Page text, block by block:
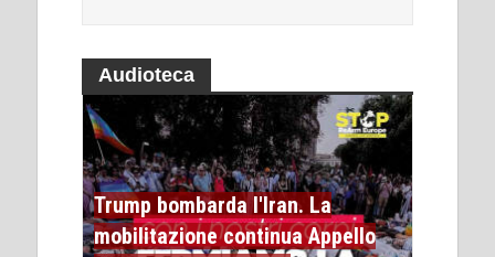
Audioteca
Trump bombarda l'Iran. La
mobilitazione continua Appello